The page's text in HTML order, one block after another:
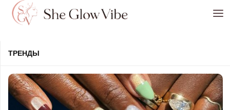
Перейти к содержимому
ТРЕНДЫ